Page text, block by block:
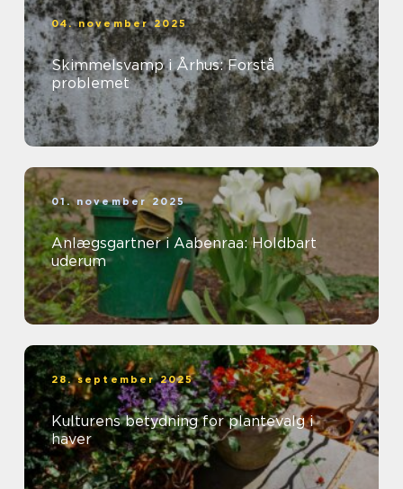
04. november 2025
Skimmelsvamp i Århus: Forstå
problemet
01. november 2025
Anlægsgartner i Aabenraa: Holdbart
uderum
28. september 2025
Kulturens betydning for plantevalg i
haver